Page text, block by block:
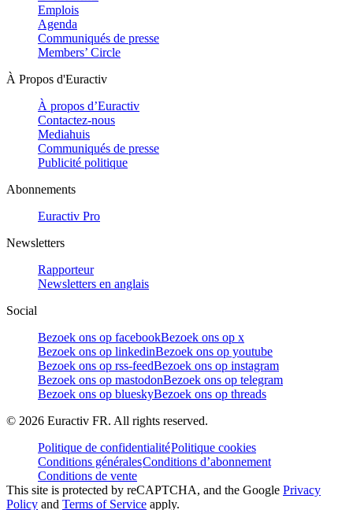
Emplois
Agenda
Communiqués de presse
Members’ Circle
À Propos d'Euractiv
À propos d’Euractiv
Contactez-nous
Mediahuis
Communiqués de presse
Publicité politique
Abonnements
Euractiv Pro
Newsletters
Rapporteur
Newsletters en anglais
Social
Bezoek ons op facebookBezoek ons op x
Bezoek ons op linkedinBezoek ons op youtube
Bezoek ons op rss-feedBezoek ons op instagram
Bezoek ons op mastodonBezoek ons op telegram
Bezoek ons op blueskyBezoek ons op threads
© 2026 Euractiv FR. All rights reserved.
Politique de confidentialitéPolitique cookies
Conditions généralesConditions d’abonnement
Conditions de vente
This site is protected by reCAPTCHA, and the Google Privacy
Policy and Terms of Service apply.